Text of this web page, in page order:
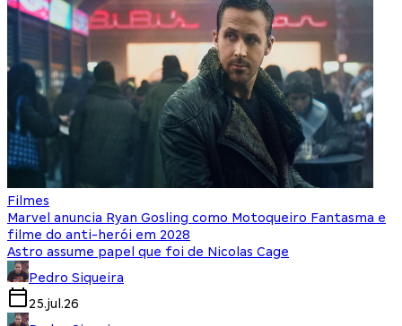
Filmes
Marvel anuncia Ryan Gosling como Motoqueiro Fantasma e
filme do anti-herói em 2028
Astro assume papel que foi de Nicolas Cage
Pedro Siqueira
25.jul.26